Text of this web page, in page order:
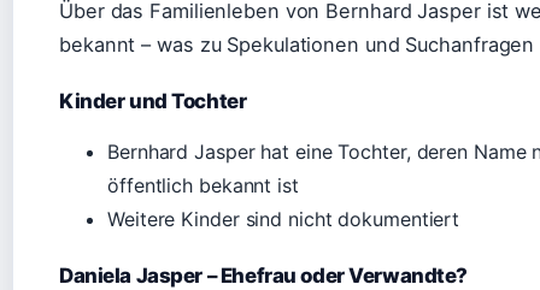
Über das Familienleben von Bernhard Jasper ist
bekannt – was zu Spekulationen und
Kinder und Tochter
Bernhard Jasper hat eine Tochter, deren Name
öffentlich bekannt ist
Weitere Kinder sind nicht dokumentiert
Daniela Jasper – Ehefrau oder Verwandte?